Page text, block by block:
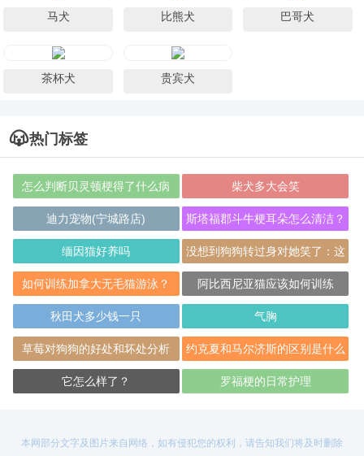
马犬 比熊犬 巴哥犬
茶杯犬 贵宾犬
热门标签
怎么判断贝灵顿梗得了什么病 柴犬多大会笑
迪力宠物(宁城路店) 斯塔福郡斗牛梗耳朵怎么清洁？
缅因猫好养吗
没想到狗狗转过身对她笑了：这
是个撩妹高手
如何训练加拿大无毛猫游泳？ 阿比西尼亚猫应该如何训练
秋田犬多少钱一只 气胸
草莓对狗狗的好处和坏处分析 约克夏和马尔济斯的区别是什么
它怎么样了？ 罗福梗的日常护理
本网部分文字及图片来自网络，如有侵犯您的权利，请告知我们将及时删除